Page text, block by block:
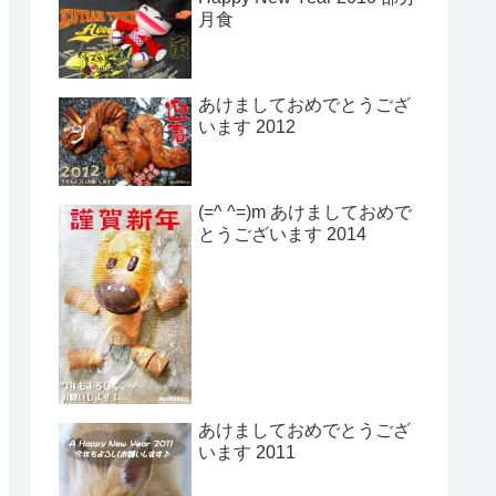
月食
あけましておめでとうござ
います 2012
(=^ ^=)m あけましておめで
とうございます 2014
あけましておめでとうござ
います 2011